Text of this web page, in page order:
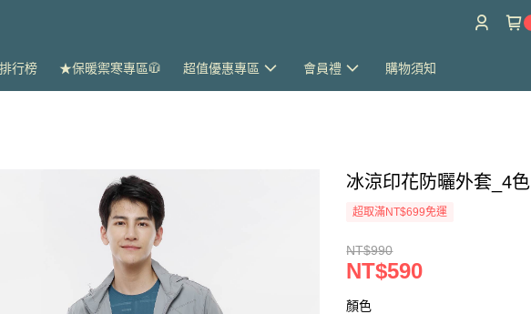
行榜 ★保暖禦寒專區🧥 超值優惠專區 會員禮 購物須知
冰涼印花防曬外套_4色
超取滿NT$699免運
NT$990
NT$590
顏色